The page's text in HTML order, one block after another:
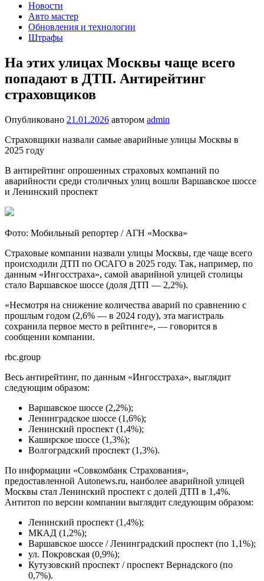
Новости
Авто мастер
Обновления и технологии
Штрафы
На этих улицах Москвы чаще всего
попадают в ДТП. Антирейтинг
страховщиков
Опубликовано 21.01.2026 автором admin
Страховщики назвали самые аварийные улицы Москвы в
2025 году
В антирейтинг опрошенных страховых компаний по
аварийности среди столичных улиц вошли Варшавское шоссе
и Ленинский проспект
Фото: Мобильный репортер / АГН «Москва»
Страховые компании назвали улицы Москвы, где чаще всего
происходили ДТП по ОСАГО в 2025 году. Так, например, по
данным «Ингосстраха», самой аварийной улицей столицы
стало Варшавское шоссе (доля ДТП — 2,2%).
«Несмотря на снижение количества аварий по сравнению с
прошлым годом (2,6% — в 2024 году), эта магистраль
сохранила первое место в рейтинге», — говорится в
сообщении компании.
rbc.group
Весь антирейтинг, по данным «Ингосстраха», выглядит
следующим образом:
Варшавское шоссе (2,2%);
Ленинградское шоссе (1,6%);
Ленинский проспект (1,4%);
Каширское шоссе (1,3%);
Волгоградский проспект (1,3%).
По информации «Совкомбанк Страхования»,
предоставленной Autonews.ru, наиболее аварийной улицей
Москвы стал Ленинский проспект с долей ДТП в 1,4%.
Антитоп по версии компании выглядит следующим образом:
Ленинский проспект (1,4%);
МКАД (1,2%);
Варшавское шоссе / Ленинградский проспект (по 1,1%);
ул. Покровская (0,9%);
Кутузовский проспект / проспект Вернадского (по
0,7%).